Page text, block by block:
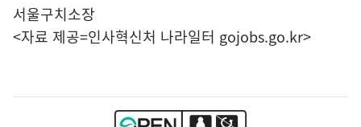
서울구치소장
<자료 제공=인사혁신처 나라일터 gojobs.go.kr>